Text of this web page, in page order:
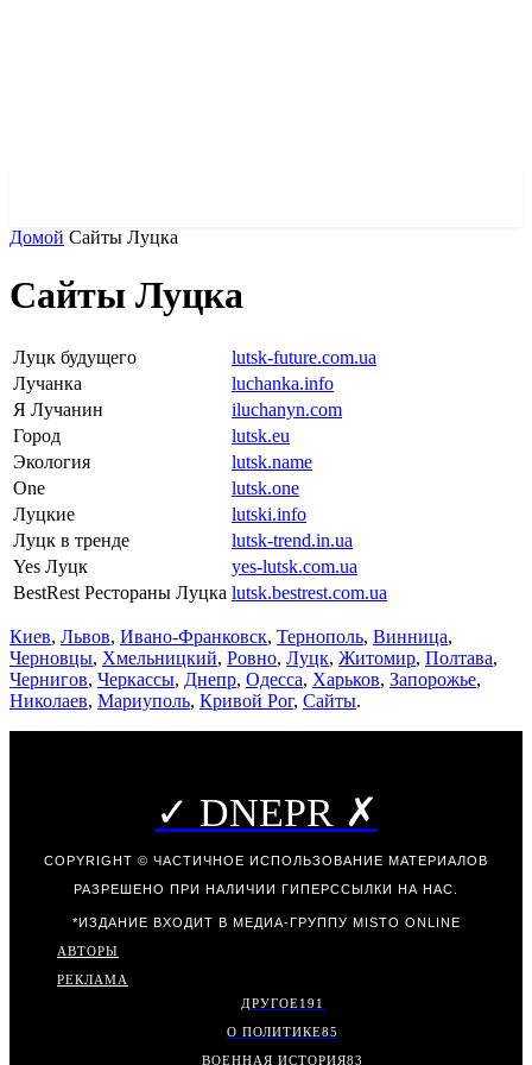
Домой Сайты Луцка
Сайты Луцка
Луцк будущего
lutsk-future.com.ua
Лучанка
luchanka.info
Я Лучанин
iluchanyn.com
Город
lutsk.eu
Экология
lutsk.name
One
lutsk.one
Луцкие
lutski.info
Луцк в тренде
lutsk-trend.in.ua
Yes Луцк
yes-lutsk.com.ua
BestRest Рестораны Луцка lutsk.bestrest.com.ua
Киев, Львов, Ивано-Франковск, Тернополь, Винница,
Черновцы, Хмельницкий, Ровно, Луцк, Житомир, Полтава,
Чернигов, Черкассы, Днепр, Одесса, Харьков, Запорожье,
Николаев, Мариуполь, Кривой Рог, Сайты.
✓ DNEPR ✗
COPYRIGHT © ЧАСТИЧНОЕ ИСПОЛЬЗОВАНИЕ МАТЕРИАЛОВ
РАЗРЕШЕНО ПРИ НАЛИЧИИ ГИПЕРССЫЛКИ НА НАС.
*ИЗДАНИЕ ВХОДИТ В МЕДИА-ГРУППУ MISTO ONLINE
АВТОРЫ
РЕКЛАМА
ДРУГОЕ191
О ПОЛИТИКЕ85
ВОЕННАЯ ИСТОРИЯ83